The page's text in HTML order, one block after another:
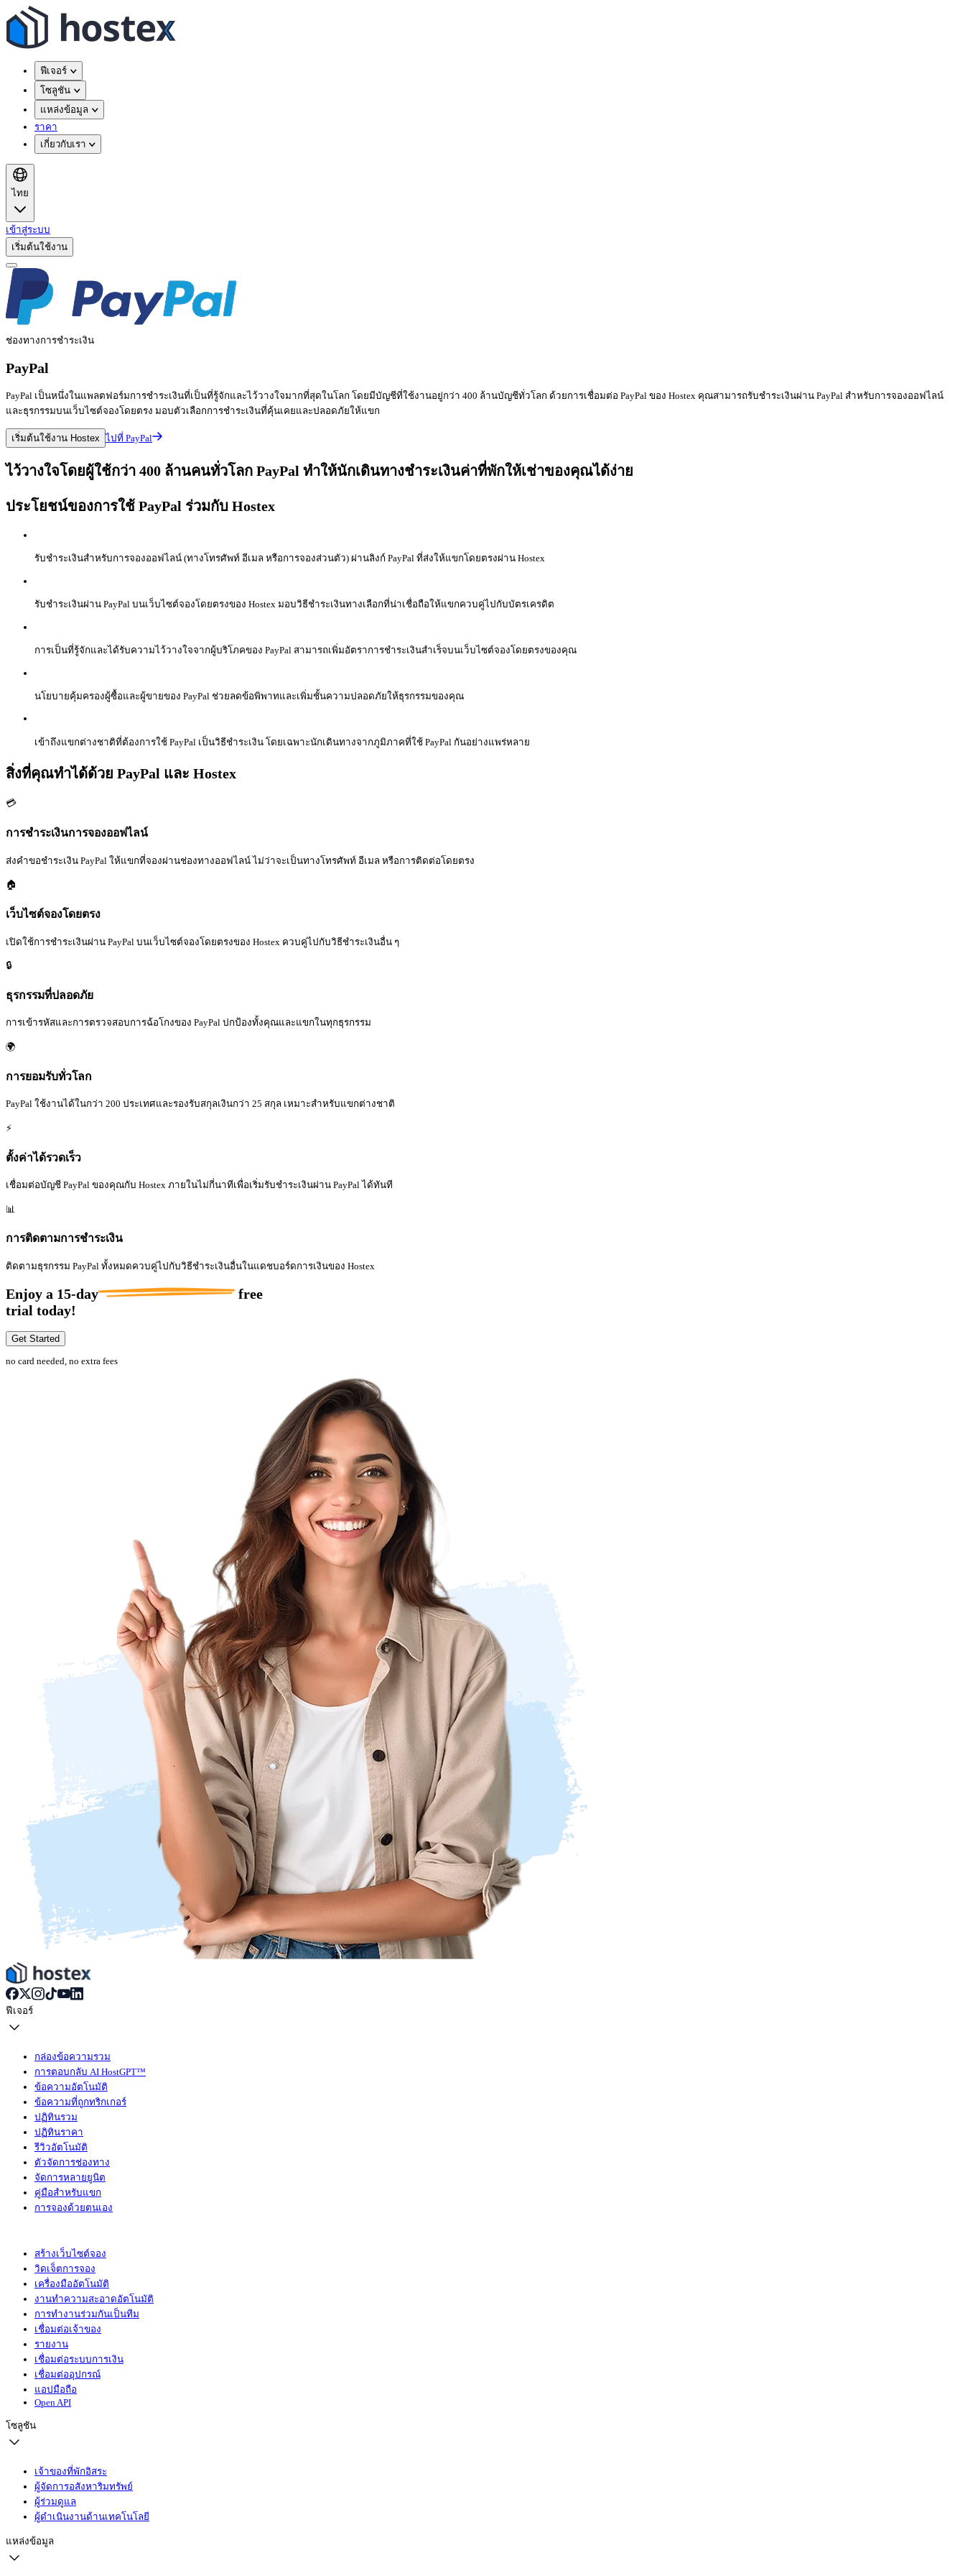
ฟีเจอร์
โซลูชัน
แหล่งข้อมูล
ราคา
เกี่ยวกับเรา
ไทย
เข้าสู่ระบบ
เริ่มต้นใช้งาน
ช่องทางการชำระเงิน
PayPal
PayPal เป็นหนึ่งในแพลตฟอร์มการชำระเงินที่เป็นที่รู้จักและไว้วางใจมากที่สุดในโลก โดยมีบัญชีที่ใช้งานอยู่กว่า 400 ล้านบัญชีทั่วโลก ด้วยการเชื่อมต่อ PayPal ของ Hostex คุณสามารถรับชำระเงินผ่าน PayPal สำหรับการจองออฟไลน์
และธุรกรรมบนเว็บไซต์จองโดยตรง มอบตัวเลือกการชำระเงินที่คุ้นเคยและปลอดภัยให้แขก
เริ่มต้นใช้งาน Hostex ไปที่ PayPal
ไว้วางใจโดยผู้ใช้กว่า 400 ล้านคนทั่วโลก PayPal ทำให้นักเดินทางชำระเงินค่าที่พักให้เช่าของคุณได้ง่าย
ประโยชน์ของการใช้ PayPal ร่วมกับ Hostex
รับชำระเงินสำหรับการจองออฟไลน์ (ทางโทรศัพท์ อีเมล หรือการจองส่วนตัว) ผ่านลิงก์ PayPal ที่ส่งให้แขกโดยตรงผ่าน Hostex
รับชำระเงินผ่าน PayPal บนเว็บไซต์จองโดยตรงของ Hostex มอบวิธีชำระเงินทางเลือกที่น่าเชื่อถือให้แขกควบคู่ไปกับบัตรเครดิต
การเป็นที่รู้จักและได้รับความไว้วางใจจากผู้บริโภคของ PayPal สามารถเพิ่มอัตราการชำระเงินสำเร็จบนเว็บไซต์จองโดยตรงของคุณ
นโยบายคุ้มครองผู้ซื้อและผู้ขายของ PayPal ช่วยลดข้อพิพาทและเพิ่มชั้นความปลอดภัยให้ธุรกรรมของคุณ
เข้าถึงแขกต่างชาติที่ต้องการใช้ PayPal เป็นวิธีชำระเงิน โดยเฉพาะนักเดินทางจากภูมิภาคที่ใช้ PayPal กันอย่างแพร่หลาย
สิ่งที่คุณทำได้ด้วย PayPal และ Hostex
💳
การชำระเงินการจองออฟไลน์
ส่งคำขอชำระเงิน PayPal ให้แขกที่จองผ่านช่องทางออฟไลน์ ไม่ว่าจะเป็นทางโทรศัพท์ อีเมล หรือการติดต่อโดยตรง
🏠
เว็บไซต์จองโดยตรง
เปิดใช้การชำระเงินผ่าน PayPal บนเว็บไซต์จองโดยตรงของ Hostex ควบคู่ไปกับวิธีชำระเงินอื่น ๆ
🔒
ธุรกรรมที่ปลอดภัย
การเข้ารหัสและการตรวจสอบการฉ้อโกงของ PayPal ปกป้องทั้งคุณและแขกในทุกธุรกรรม
🌍
การยอมรับทั่วโลก
PayPal ใช้งานได้ในกว่า 200 ประเทศและรองรับสกุลเงินกว่า 25 สกุล เหมาะสำหรับแขกต่างชาติ
⚡
ตั้งค่าได้รวดเร็ว
เชื่อมต่อบัญชี PayPal ของคุณกับ Hostex ภายในไม่กี่นาทีเพื่อเริ่มรับชำระเงินผ่าน PayPal ได้ทันที
📊
การติดตามการชำระเงิน
ติดตามธุรกรรม PayPal ทั้งหมดควบคู่ไปกับวิธีชำระเงินอื่นในแดชบอร์ดการเงินของ Hostex
Enjoy a 15-day
free
trial today!
Get Started
no card needed, no extra fees
ฟีเจอร์
กล่องข้อความรวม
การตอบกลับ AI HostGPT™
ข้อความอัตโนมัติ
ข้อความที่ถูกทริกเกอร์
ปฏิทินรวม
ปฏิทินราคา
รีวิวอัตโนมัติ
ตัวจัดการช่องทาง
จัดการหลายยูนิต
คู่มือสำหรับแขก
การจองด้วยตนเอง
สร้างเว็บไซต์จอง
วิดเจ็ตการจอง
เครื่องมืออัตโนมัติ
งานทำความสะอาดอัตโนมัติ
การทำงานร่วมกันเป็นทีม
เชื่อมต่อเจ้าของ
รายงาน
เชื่อมต่อระบบการเงิน
เชื่อมต่ออุปกรณ์
แอปมือถือ
Open API
โซลูชัน
เจ้าของที่พักอิสระ
ผู้จัดการอสังหาริมทรัพย์
ผู้ร่วมดูแล
ผู้ดำเนินงานด้านเทคโนโลยี
แหล่งข้อมูล